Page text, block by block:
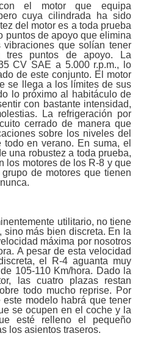
el motor que equipa
cuya cilindrada ha sido
del motor es a toda prueba
puntos de apoyo que elimina
que solían tener
tres puntos de apoyo. La
CV SAE a 5.000 r.p.m., lo
de este conjunto. El motor
se llega a los límites de sus
lo próximo al habitáculo de
con bastante intensidad,
La refrigeración por
cerrado de manera que
sobre los niveles del
en verano. En suma, el
una robustez a toda prueba,
los motores de los R-8 y que
de motores que tienen
utilitario, no tiene
sino más bien discreta. En la
máxima por nosotros
A pesar de esta velocidad
el R-4 aguanta muy
105-110 Km/hora. Dado la
las cuatro plazas restan
todo mucho reprise. Por
modelo habrá que tener
se ocupen en el coche y la
esté relleno el pequeño
los asientos traseros.